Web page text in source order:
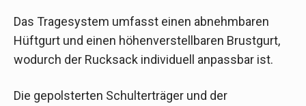
Das Tragesystem umfasst einen abnehmbaren
Hüftgurt und einen höhenverstellbaren Brustgurt,
wodurch der Rucksack individuell anpassbar ist.
Die gepolsterten Schulterträger und der